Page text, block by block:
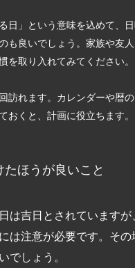
日」という意味を込めて、
も良いでしょう。家族や友
を取り入れてみてください。
訪れます。カレンダーや暦
おくと、計画に役立ちます。
たほうが良いこと
は吉日とされています
は注意が必要です。その
でしょう。